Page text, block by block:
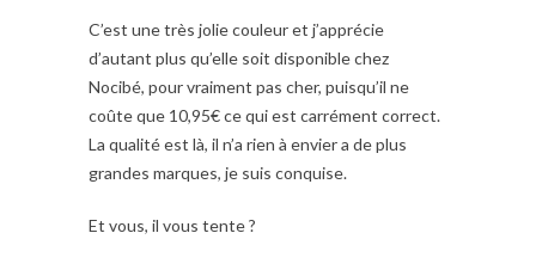
C’est une très jolie couleur et j’apprécie
d’autant plus qu’elle soit disponible chez
Nocibé, pour vraiment pas cher, puisqu’il ne
coûte que 10,95€ ce qui est carrément correct.
La qualité est là, il n’a rien à envier a de plus
grandes marques, je suis conquise.
Et vous, il vous tente ?